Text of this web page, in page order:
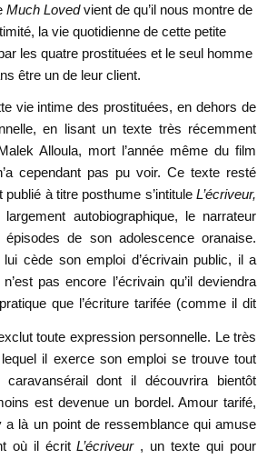
Much Lovedvient de qu’il nous montre de
la vie quotidienne de cette petite
les quatre prostituées et le seul homme
être un de leur client.
vie intime des prostituées, en dehors de
en lisant un texte très récemment
Alloula, mort l’année même du film
cependant pas pu voir. Ce texte resté
publié à titre posthume s’intituleL’écriveur,
autobiographique, le narrateur
de son adolescence oranaise.
cède son emploi d’écrivain public, il a
pas encore l’écrivain qu’il deviendra
que l’écriture tarifée (comme il dit
toute expression personnelle. Le très
il exerce son emploi se trouve tout
caravansérail dont il découvrira bientôt
est devenue un bordel. Amour tarifé,
a là un point de ressemblance qui amuse
où il écritL’écriveur , un texte qui pour